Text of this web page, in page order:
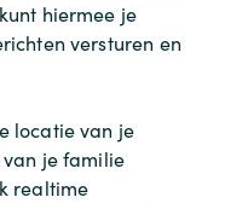
hiermee je
versturen en
locatie van je
je familie
realtime